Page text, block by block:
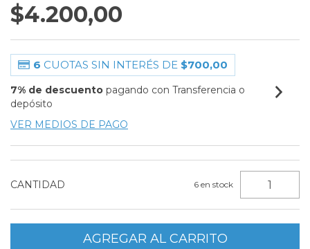
$4.200,00
6 CUOTAS SIN INTERÉS DE $700,00
7% de descuento pagando con Transferencia o
depósito
VER MEDIOS DE PAGO
CANTIDAD 6 en stock